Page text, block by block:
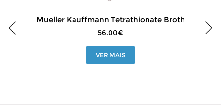
Mueller Kauffmann Tetrathionate Broth
56.00€
VER MAIS